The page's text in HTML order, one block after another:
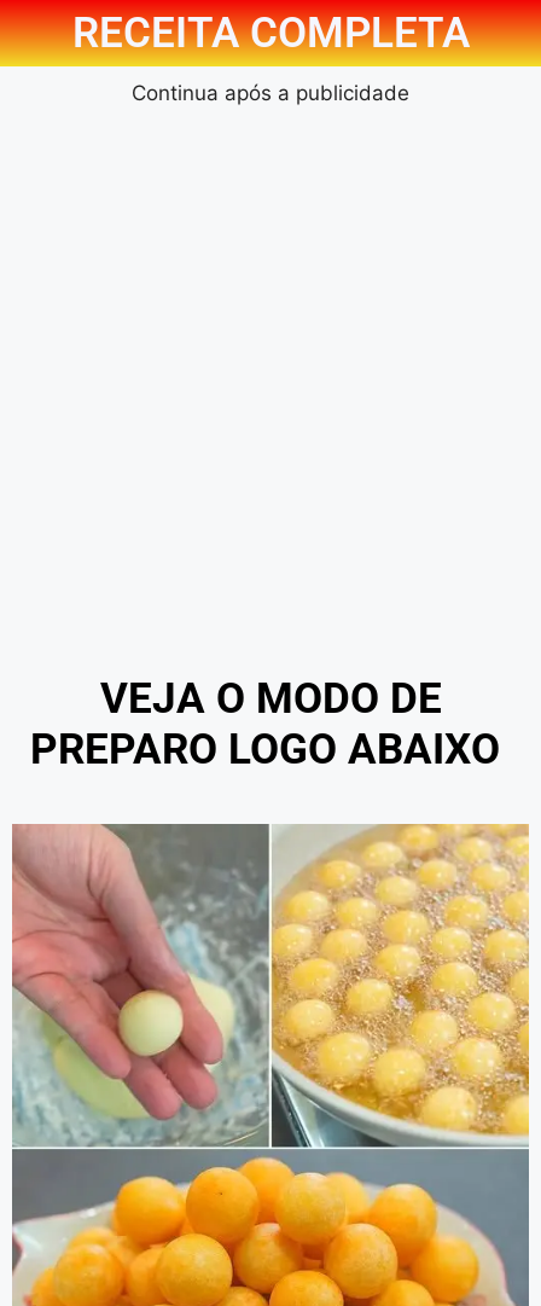
RECEITA COMPLETA
Continua após a publicidade
VEJA O MODO DE
PREPARO LOGO ABAIXO